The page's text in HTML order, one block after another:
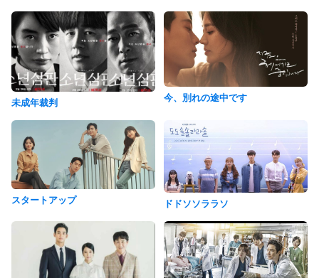
未成年裁判 今、別れの途中です
スタートアップ ドドソソララソ